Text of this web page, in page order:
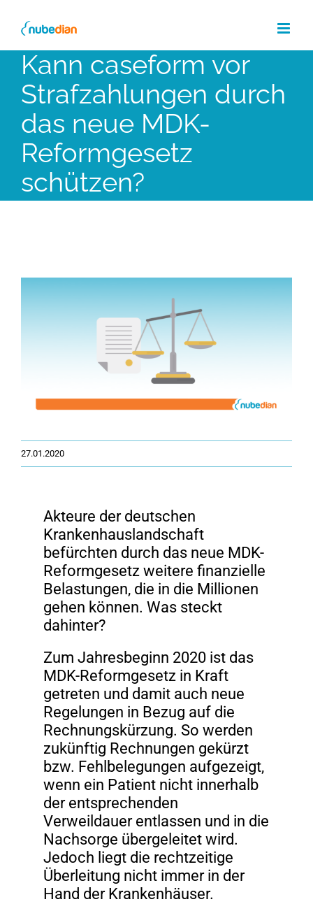
Kann caseform vor
Strafzahlungen durch
das neue MDK-
Reformgesetz
schützen?
View
27.01.2020
Akteure der deutschen
Krankenhauslandschaft
befürchten durch das neue MDK-
Reformgesetz weitere finanzielle
Belastungen, die in die Millionen
gehen können. Was steckt
dahinter?
Zum Jahresbeginn 2020 ist das
MDK-Reformgesetz in Kraft
getreten und damit auch neue
Regelungen in Bezug auf die
Rechnungskürzung. So werden
zukünftig Rechnungen gekürzt
bzw. Fehlbelegungen aufgezeigt,
wenn ein Patient nicht innerhalb
der entsprechenden
Verweildauer entlassen und in die
Nachsorge übergeleitet wird.
Jedoch liegt die rechtzeitige
Überleitung nicht immer in der
Hand der Krankenhäuser.